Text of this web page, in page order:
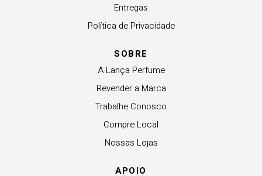
Entregas
Política de Privacidade
SOBRE
A Lança Perfume
Revender a Marca
Trabalhe Conosco
Compre Local
Nossas Lojas
APOIO